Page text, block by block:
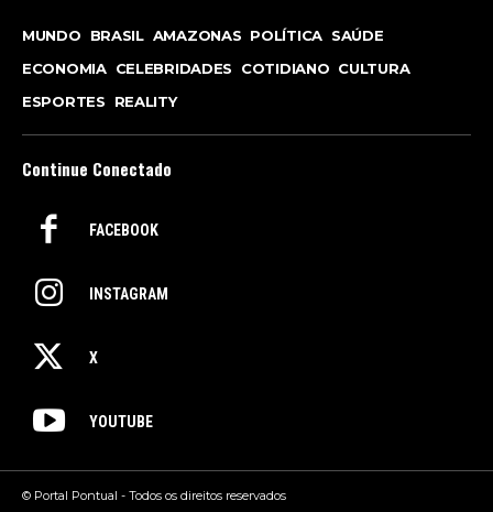
MUNDO BRASIL AMAZONAS POLÍTICA SAÚDE
ECONOMIA CELEBRIDADES COTIDIANO CULTURA
ESPORTES
REALITY
Continue Conectado
FACEBOOK
INSTAGRAM
X
YOUTUBE
© Portal Pontual - Todos os direitos reservados